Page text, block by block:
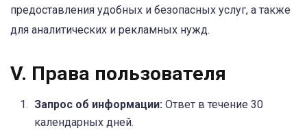
предоставления удобных и безопасных услуг, а также
для аналитических и рекламных нужд.
V. Права пользователя
Запрос об информации: Ответ в течение 30
календарных дней.